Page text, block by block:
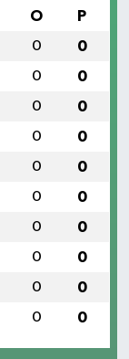
O P
0 0
0 0
0 0
0 0
0 0
0 0
0 0
0 0
0 0
0 0